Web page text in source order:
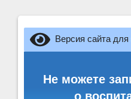
Версия сайта
Не можете
о